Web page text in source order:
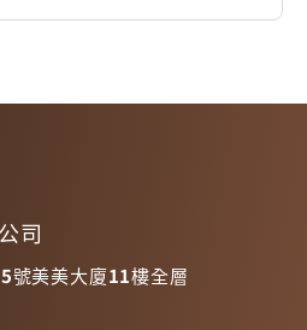
司
號美美大廈11樓全層